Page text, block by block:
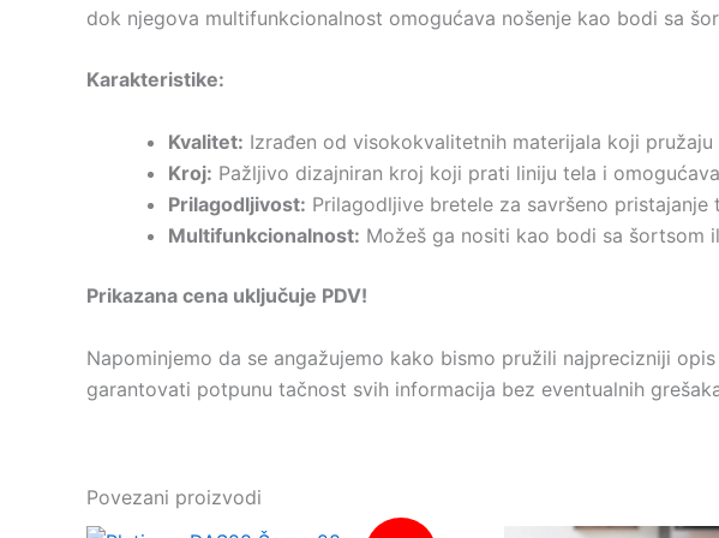
dok njegova multifunkcionalnost omogućava nošenje kao bodi sa
Karakteristike:
Kvalitet: Izrađen od visokokvalitetnih materijala koji
Kroj: Pažljivo dizajniran kroj koji prati liniju tela i
Prilagodljivost: Prilagodljive bretele za savršeno pristajanje
Multifunkcionalnost: Možeš ga nositi kao bodi sa šortsom
Prikazana cena uključuje PDV!
Napominjemo da se angažujemo kako bismo pružili najprecizniji
garantovati potpunu tačnost svih informacija bez eventualnih
Povezani proizvodi